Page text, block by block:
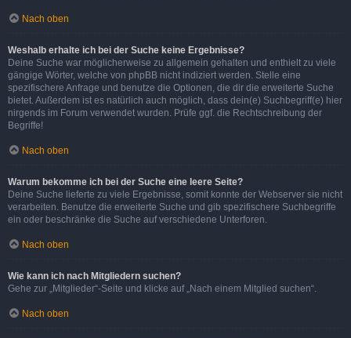
Nach oben
Weshalb erhalte ich bei der Suche keine Ergebnisse?
Deine Suche war möglicherweise zu allgemein gehalten und enthielt zu viele
gängige Wörter, welche von phpBB nicht indiziert werden. Stelle eine
spezifischere Anfrage und benutze die Optionen, die dir die erweiterte Suche
bietet. Außerdem ist es natürlich auch möglich, dass dein(e) Suchbegriff(e) hier
nirgends im Forum verwendet wurden. Prüfe ggf. die Rechtschreibung der
Begriffe!
Nach oben
Warum bekomme ich bei der Suche eine leere Seite?
Deine Suche lieferte zu viele Ergebnisse, somit konnte der Webserver sie nicht
verarbeiten. Benutze die erweiterte Suche und gib spezifischere Suchbegriffe
ein oder beschränke die Suche auf verschiedene Unterforen.
Nach oben
Wie kann ich nach Mitgliedern suchen?
Gehe zur „Mitglieder“-Seite und klicke auf „Nach einem Mitglied suchen“.
Nach oben